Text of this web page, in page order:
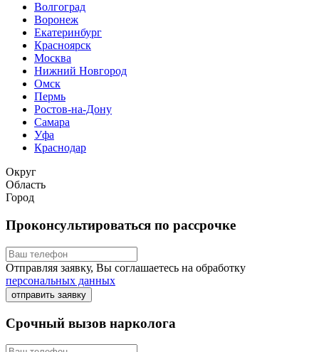
Волгоград
Воронеж
Екатеринбург
Красноярск
Москва
Нижний Новгород
Омск
Пермь
Ростов-на-Дону
Самара
Уфа
Краснодар
Округ
Область
Город
Проконсультироваться по рассрочке
Отправляя заявку, Вы соглашаетесь на обработку
персональных данных
отправить заявку
Срочный вызов нарколога